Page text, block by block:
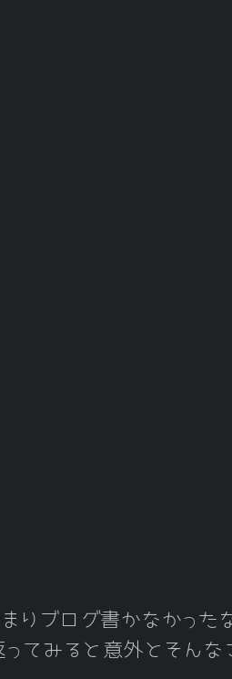
りブログ書かなかった
てみると意外とそんな